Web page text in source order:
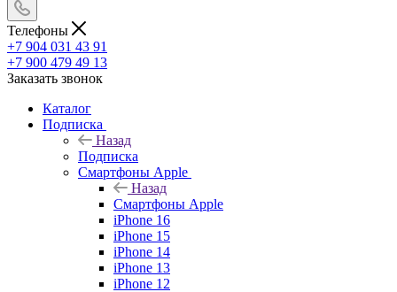
Телефоны
+7 904 031 43 91
+7 900 479 49 13
Заказать звонок
Каталог
Подписка
Назад
Подписка
Смартфоны Apple
Назад
Смартфоны Apple
iPhone 16
iPhone 15
iPhone 14
iPhone 13
iPhone 12